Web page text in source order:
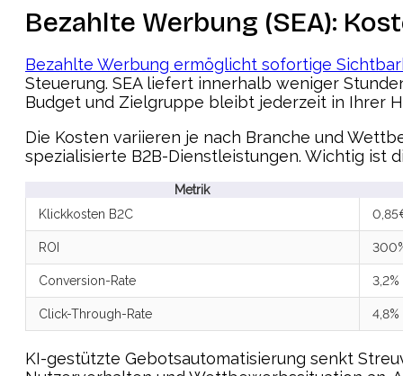
Bezahlte Werbung (SEA):
Bezahlte Werbung ermöglicht sofortige
Steuerung. SEA liefert innerhalb weniger
Budget und Zielgruppe bleibt jederzeit in Ihrer
Die Kosten variieren je nach Branche und
spezialisierte B2B-Dienstleistungen. Wichtig ist
Metrik
Klickkosten B2C
ROI
Conversion-Rate 3,2%
Click-Through-Rate 4,8%
KI-gestützte Gebotsautomatisierung senkt